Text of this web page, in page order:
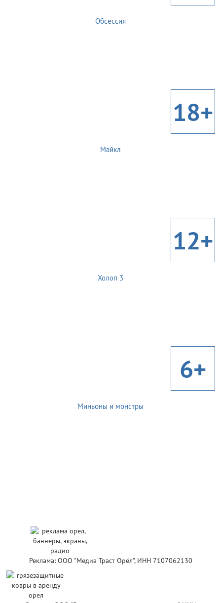
Обсессия
18+
Майкл
12+
Холоп 3
6+
Миньоны и монстры
Реклама: ООО "Медиа Траст Орёл", ИНН 7107062130